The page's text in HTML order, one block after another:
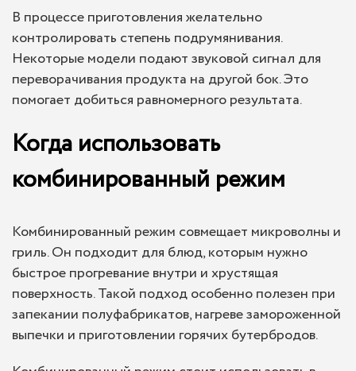
В процессе приготовления желательно
контролировать степень подрумянивания.
Некоторые модели подают звуковой сигнал для
переворачивания продукта на другой бок. Это
помогает добиться равномерного результата.
Когда использовать
комбинированный режим
Комбинированный режим совмещает микроволны и
гриль. Он подходит для блюд, которым нужно
быстрое прогревание внутри и хрустящая
поверхность. Такой подход особенно полезен при
запекании полуфабрикатов, нагреве замороженной
выпечки и приготовлении горячих бутербродов.